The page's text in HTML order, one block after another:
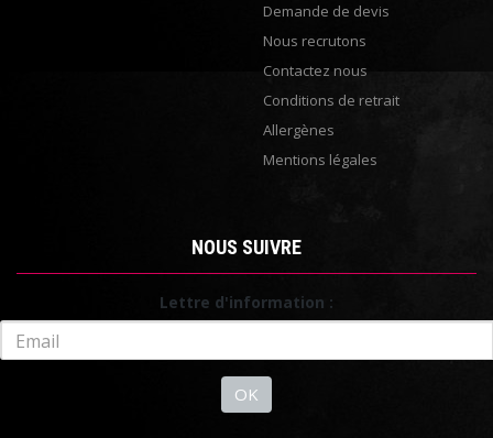
Demande de devis
Nous recrutons
Contactez nous
Conditions de retrait
Allergènes
Mentions légales
NOUS SUIVRE
Lettre d'information :
OK